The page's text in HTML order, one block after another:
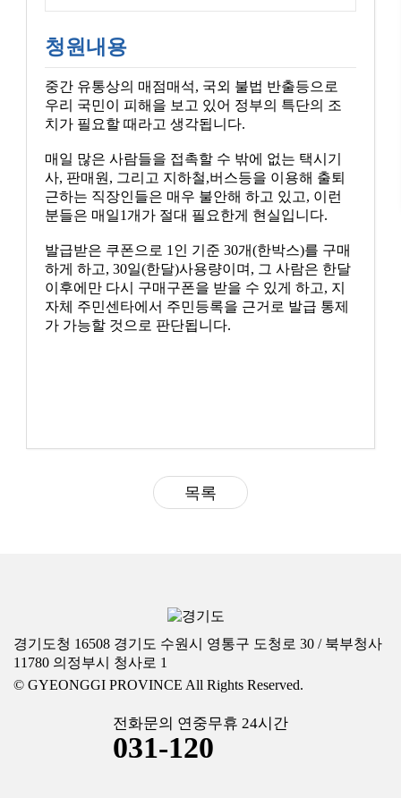
청원내용
중간 유통상의 매점매석, 국외 불법 반출등으로
우리 국민이 피해을 보고 있어 정부의 특단의 조
치가 필요할 때라고 생각됩니다.
매일 많은 사람들을 접촉할 수 밖에 없는 택시기
사, 판매원, 그리고 지하철,버스등을 이용해 출퇴
근하는 직장인들은 매우 불안해 하고 있고, 이런
분들은 매일1개가 절대 필요한게 현실입니다.
발급받은 쿠폰으로 1인 기준 30개(한박스)를 구매
하게 하고, 30일(한달)사용량이며, 그 사람은 한달
이후에만 다시 구매구폰을 받을 수 있게 하고, 지
자체 주민센타에서 주민등록을 근거로 발급 통제
가 가능할 것으로 판단됩니다.
목록
경기도청 16508 경기도 수원시 영통구 도청로 30 / 북부청사
11780 의정부시 청사로 1
© GYEONGGI PROVINCE All Rights Reserved.
전화문의 연중무휴 24시간
031-120